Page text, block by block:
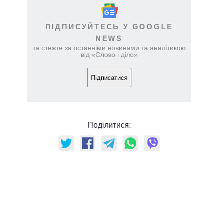
ПІДПИСУЙТЕСЬ У GOOGLE
NEWS
та стежте за останніми новинами та аналітикою
від «Слово і діло»
Підписатися
Поділитися: